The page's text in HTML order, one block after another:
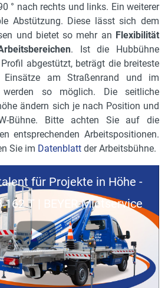
° nach rechts und links. Ein weiterer
Abstützung. Diese lässt sich dem
und bietet so mehr an Flexibilität
. Ist die Hubbühne
abgestützt, beträgt die breiteste
am Straßenrand und im
werden so möglich. Die seitliche
ändern sich je nach Position und
Bühne. Bitte achten Sie auf die
entsprechenden Arbeitspositionen.
Sie im Datenblatt der Arbeitsbühne.
für Projekte in Höhe -
162 T | BEYER-Mietservice